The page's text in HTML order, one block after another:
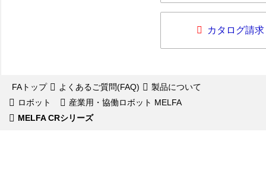
カタログ請求
FAトップ よくあるご質問(FAQ)
製品について
ロボット
産業用・協働ロボット MELFA
MELFA CRシリーズ